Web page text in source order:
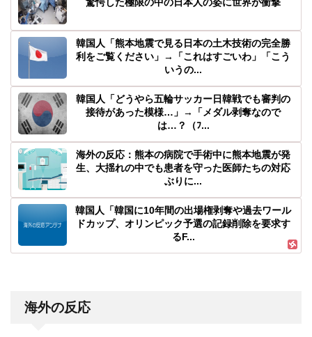
韓国人「熊本地震で見る日本の土木技術の完全勝
利をご覧ください」→「これはすごいわ」「こう
いうの...
韓国人「どうやら五輪サッカー日韓戦でも審判の
接待があった模様…」→「メダル剥奪なので
は…？（ﾌ...
海外の反応：熊本の病院で手術中に熊本地震が発
生、大揺れの中でも患者を守った医師たちの対応
ぶりに...
韓国人「韓国に10年間の出場権剥奪や過去ワール
ドカップ、オリンピック予選の記録削除を要求す
るF...
海外の反応